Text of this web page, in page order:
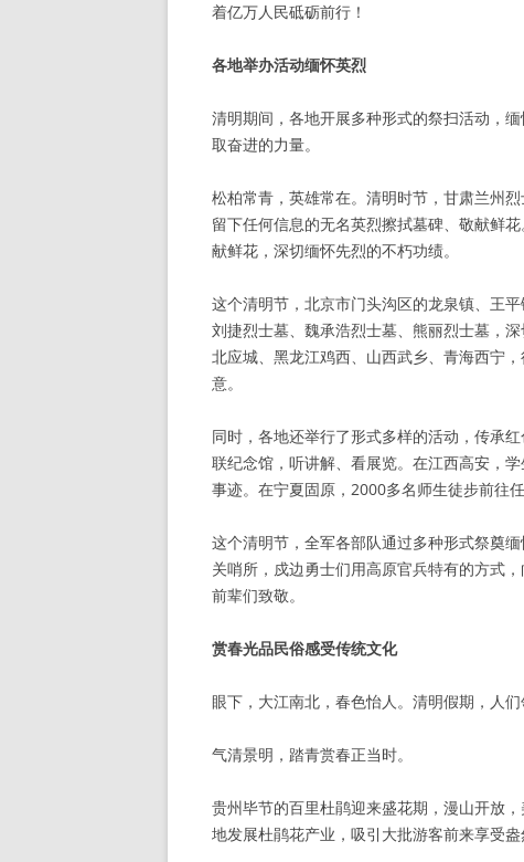
着亿万人民砥砺前行！
各地举办活动缅怀英烈
清明期间，各地开展多种形式的祭扫活动，
取奋进的力量。
松柏常青，英雄常在。清明时节，甘肃兰州
留下任何信息的无名英烈擦拭墓碑、敬献鲜
献鲜花，深切缅怀先烈的不朽功绩。
这个清明节，北京市门头沟区的龙泉镇、王
刘捷烈士墓、魏承浩烈士墓、熊丽烈士墓，
北应城、黑龙江鸡西、山西武乡、青海西宁
意。
同时，各地还举行了形式多样的活动，传承
联纪念馆，听讲解、看展览。在江西高安，
事迹。在宁夏固原，2000多名师生徒步前往
这个清明节，全军各部队通过多种形式祭奠
关哨所，戍边勇士们用高原官兵特有的方式
前辈们致敬。
赏春光品民俗感受传统文化
眼下，大江南北，春色怡人。清明假期，人
气清景明，踏青赏春正当时。
贵州毕节的百里杜鹃迎来盛花期，漫山开放
地发展杜鹃花产业，吸引大批游客前来享受盎